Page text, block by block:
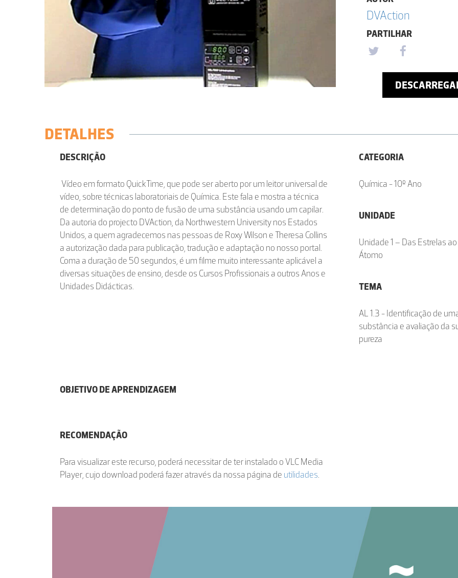
DVAction
PARTILHAR
DETALHES
DESCRIÇÃO
Vídeo em formato QuickTime, que pode ser aberto por um leitor universal de
vídeo, sobre técnicas laboratoriais de Química. Este fala e mostra a técnica
de determinação do ponto de fusão de uma substância usando um capilar.
Da autoria do projecto DVAction, da Northwestern University nos Estados
Unidos, a quem agradecemos nas pessoas de Roxy Wilson e Theresa Collins
a autorização dada para publicação, tradução e adaptação no nosso portal.
Coma a duração de 50 segundos, é um filme muito interessante aplicável a
diversas situações de ensino, desde os Cursos Profissionais a outros Anos e
Unidades Didácticas.
OBJETIVO DE APRENDIZAGEM
RECOMENDAÇÃO
Para visualizar este recurso, poderá necessitar de ter instalado o VLC Media
Player, cujo download poderá fazer através da nossa página de utilidades.
CATEGORIA
Química - 10º Ano
UNIDADE
Unidade 1 – Das Estrelas ao
Átomo
TEMA
AL 1.3 - Identificação de
substância e avaliação da
pureza